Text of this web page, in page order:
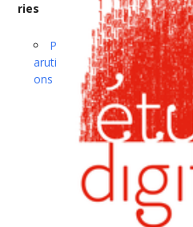
ries
P
aruti
ons